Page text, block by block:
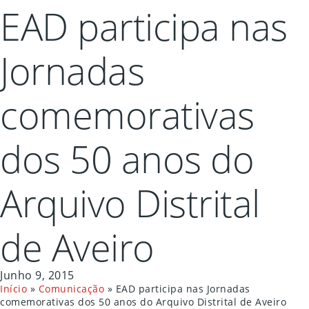
EAD participa nas
Jornadas
comemorativas
dos 50 anos do
Arquivo Distrital
de Aveiro
Junho 9, 2015
Início » Comunicação » EAD participa nas Jornadas
comemorativas dos 50 anos do Arquivo Distrital de Aveiro